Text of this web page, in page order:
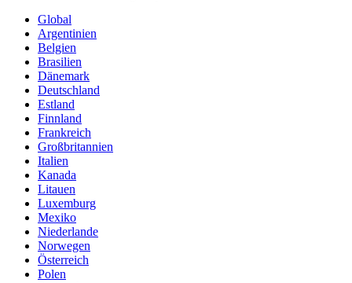
Global
Argentinien
Belgien
Brasilien
Dänemark
Deutschland
Estland
Finnland
Frankreich
Großbritannien
Italien
Kanada
Litauen
Luxemburg
Mexiko
Niederlande
Norwegen
Österreich
Polen